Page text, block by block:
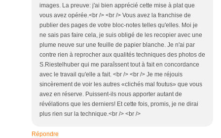
images. La preuve: j'ai bien apprécié cette mise à plat que
vous avez opérée.<br /> <br /> Vous avez la franchise de
publier des pages de votre bloc-notes telles qu'elles. Moi je
ne sais pas faire cela, je suis obligé de les recopier avec une
plume neuve sur une feuille de papier blanche. Je n'ai par
contre rien à reprocher aux qualités techniques des photos de
S.Riestelhuber qui me paraîssent tout à fait en concordance
avec le travail qu'elle a fait. <br /> <br /> Je me réjouis
sincèrement de voir les autres «clichés mal foutus» que vous
avez en réserve. Puissent-ils nous apporter autant de
révélations que les derniers! Et cette fois, promis, je ne dirai
plus rien sur la technique.<br /> <br />
Répondre